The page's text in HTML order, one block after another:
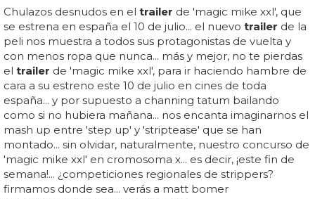
Chulazos desnudos en el trailer de 'magic mike xxl', que
se estrena en españa el 10 de julio... el nuevo trailer de la
peli nos muestra a todos sus protagonistas de vuelta y
con menos ropa que nunca... más y mejor, no te pierdas
el trailer de 'magic mike xxl', para ir haciendo hambre de
cara a su estreno este 10 de julio en cines de toda
españa... y por supuesto a channing tatum bailando
como si no hubiera mañana... nos encanta imaginarnos el
mash up entre 'step up' y 'striptease' que se han
montado... sin olvidar, naturalmente, nuestro concurso de
'magic mike xxl' en cromosoma x... es decir, ¡este fin de
semana!... ¿competiciones regionales de strippers?
firmamos donde sea... verás a matt bomer